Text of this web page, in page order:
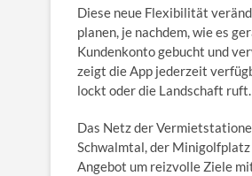
Diese neue Flexibilität
planen, je nachdem, wie es
Kundenkonto gebucht und
zeigt die App jederzeit
lockt oder die Landschaft ruft.
Das Netz der
Schwalmtal, der
Angebot um reizvolle Ziele